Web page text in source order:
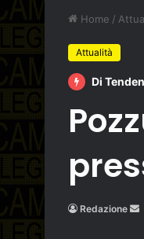
Home /
Attualità
Di
Redazione